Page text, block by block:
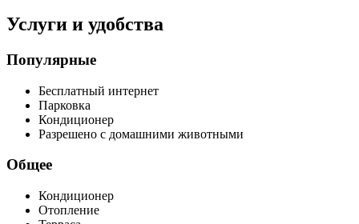
Услуги и удобства
Популярные
Бесплатный интернет
Парковка
Кондиционер
Разрешено с домашними животными
Общее
Кондиционер
Отопление